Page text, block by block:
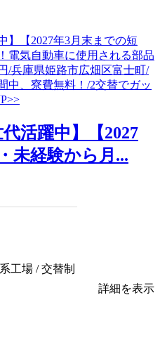
代活躍中】【2027
未経験から月...
工場 / 交替制
詳細を表示